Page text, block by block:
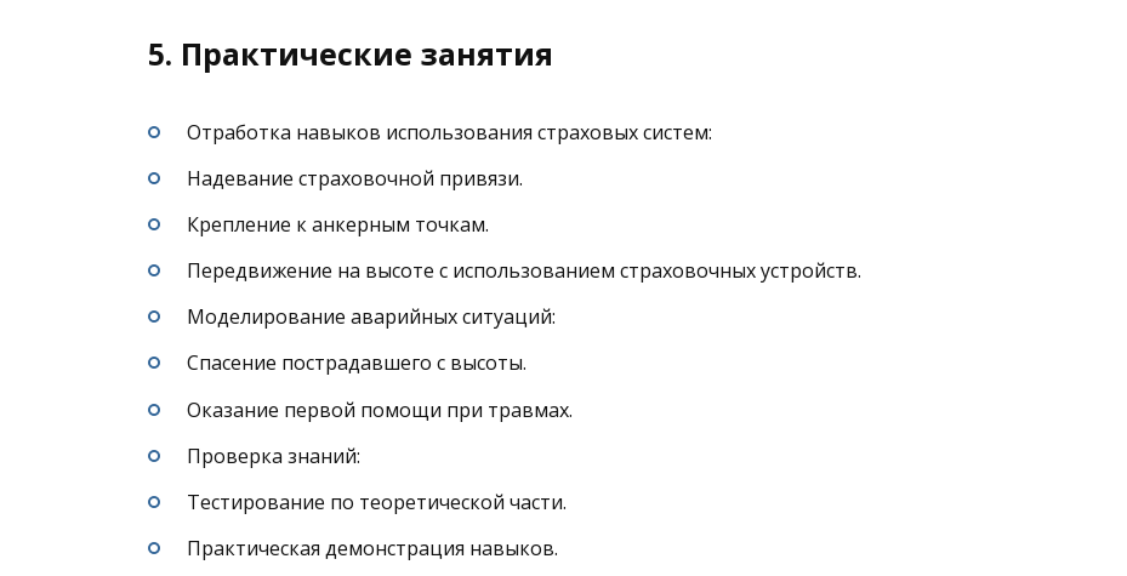
5. Практические занятия
Отработка навыков использования страховых систем:
Надевание страховочной привязи.
Крепление к анкерным точкам.
Передвижение на высоте с использованием страховочных устройств.
Моделирование аварийных ситуаций:
Спасение пострадавшего с высоты.
Оказание первой помощи при травмах.
Проверка знаний:
Тестирование по теоретической части.
Практическая демонстрация навыков.